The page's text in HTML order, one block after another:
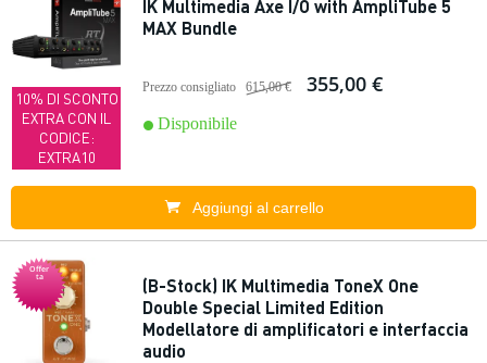
10% DI SCONTO
EXTRA CON IL
CODICE:
EXTRA10
IK Multimedia Axe I/O with AmpliTube 5
MAX Bundle
Prezzo consigliato 615,00 € 355,00 €
Disponibile
Aggiungi al carrello
Offer
ta
(B-Stock) IK Multimedia ToneX One
Double Special Limited Edition
Modellatore di amplificatori e interfaccia
audio